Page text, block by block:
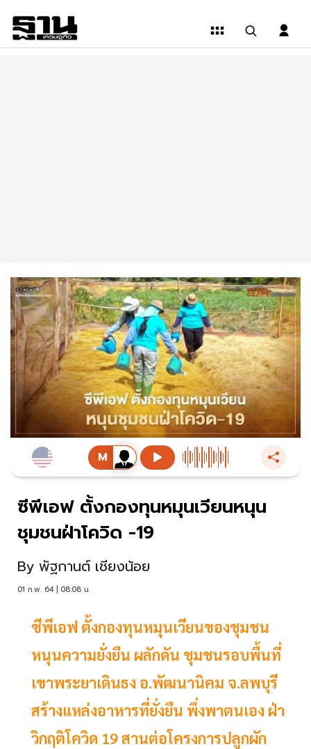
ซีพีเอฟ ตั้งกองทุนหมุนเวียนหนุน
ชุมชนฝ่าโควิด -19
By พัฐกานต์ เชียงน้อย
01 ก.พ. 64 | 08:08 น.
ซีพีเอฟ ตั้งกองทุนหมุนเวียนของชุมชน
หนุนความยั่งยืน ผลักดัน ชุมชนรอบพื้นที่
เขาพระยาเดินธง อ.พัฒนานิคม จ.ลพบุรี
สร้างแหล่งอาหารที่ยั่งยืน พึ่งพาตนเอง ฝ่า
วิกฤติโควิด 19 สานต่อโครงการปลูกผัก